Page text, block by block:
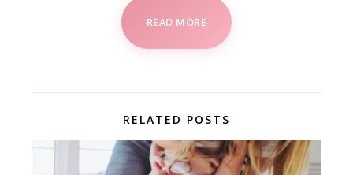
READ MORE
RELATED POSTS